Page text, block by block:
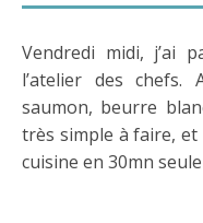
Vendredi midi, j’ai participé à ma 2ème séance de
l’atelier des chefs.
saumon, beurre
très simple à faire, et
cuisine en 30mn